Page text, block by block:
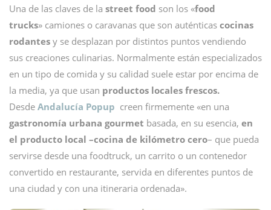
Una de las claves de la street food son los «food
trucks» camiones o caravanas que son auténticas cocinas
rodantes y se desplazan por distintos puntos vendiendo
sus creaciones culinarias. Normalmente están especializados
en un tipo de comida y su calidad suele estar por encima de
la media, ya que usan productos locales frescos.
Desde Andalucía Popup creen firmemente «en una
gastronomía urbana gourmet basada, en su esencia, en
el producto local –cocina de kilómetro cero– que pueda
servirse desde una foodtruck, un carrito o un contenedor
convertido en restaurante, servida en diferentes puntos de
una ciudad y con una itineraria ordenada».